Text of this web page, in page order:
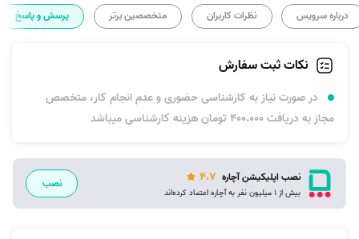
درباره سرویس نظرات کاربران متخصصین برتر پرسش و پاسخ
نکات ثبت سفارش
در صورت نیاز به کارشناسی حضوری و عدم انجام کار، متخصص
مجاز به دریافت 400.000 تومان هزینه کارشناسی میباشد
نصب اپلیکیشن آچاره 4.7
بیش از 1 میلیون نفر به آچاره اعتماد کرده‌اند
نصب